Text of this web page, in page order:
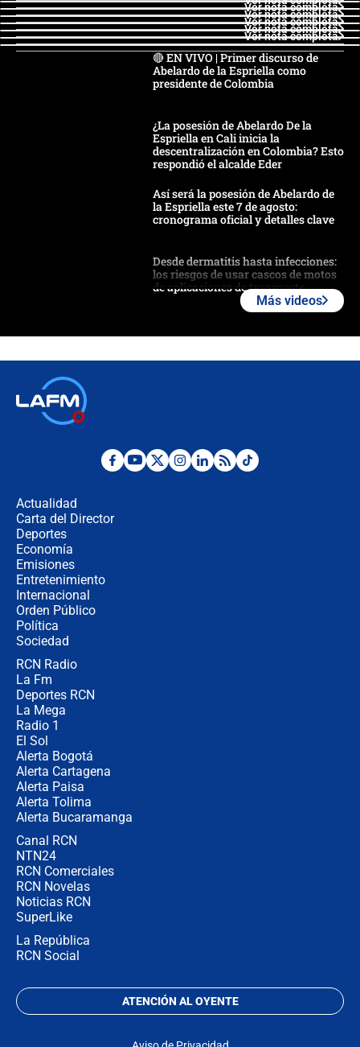
Ver nota completa
Ver nota completa
Ver nota completa
Ver nota completa
Ver nota completa
🔴 EN VIVO | Primer discurso de
Abelardo de la Espriella como
presidente de Colombia
¿La posesión de Abelardo De la
Espriella en Cali inicia la
descentralización en Colombia? Esto
respondió el alcalde Eder
Así será la posesión de Abelardo de
la Espriella este 7 de agosto:
cronograma oficial y detalles clave
Desde dermatitis hasta infecciones:
los riesgos de usar cascos de motos
de aplicaciones de transporte
Posesión de Abelardo De La Espriella
Más videos
Actualidad
Carta del Director
Deportes
Economía
Emisiones
Entretenimiento
Internacional
Orden Público
Política
Sociedad
RCN Radio
La Fm
Deportes RCN
La Mega
Radio 1
El Sol
Alerta Bogotá
Alerta Cartagena
Alerta Paisa
Alerta Tolima
Alerta Bucaramanga
Canal RCN
NTN24
RCN Comerciales
RCN Novelas
Noticias RCN
SuperLike
La República
RCN Social
ATENCIÓN AL OYENTE